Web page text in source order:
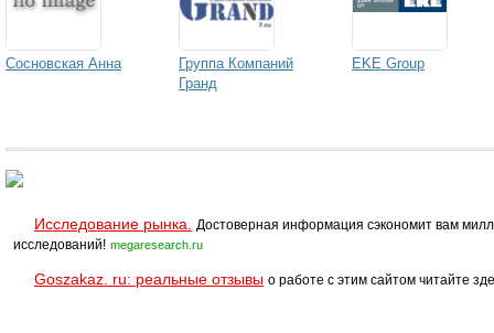
Сосновская Анна
Группа Компаний
Гранд
EKE Group
Исследование рынка.
Достоверная информация сэкономит вам
исследований! megaresearch.ru
Goszakaz. ru: реальные отзывы о работе с этим сайтом читайте